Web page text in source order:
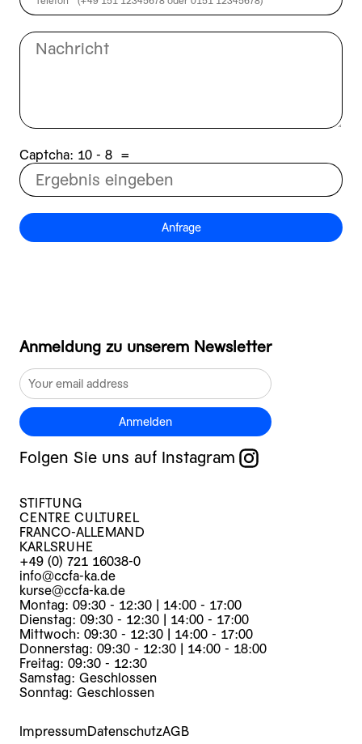
Captcha: 8 - 01 =
Anfrage
Anmeldung zu unserem Newsletter
Anmelden
Folgen Sie uns auf Instagram
STIFTUNG
CENTRE CULTUREL
FRANCO-ALLEMAND
KARLSRUHE
+49 (0) 721 16038-0
info@ccfa-ka.de
kurse@ccfa-ka.de
Montag: 09:30 - 12:30 | 14:00 - 17:00
Dienstag: 09:30 - 12:30 | 14:00 - 17:00
Mittwoch: 09:30 - 12:30 | 14:00 - 17:00
Donnerstag: 09:30 - 12:30 | 14:00 - 18:00
Freitag: 09:30 - 12:30
Samstag: Geschlossen
Sonntag: Geschlossen
ImpressumDatenschutzAGB